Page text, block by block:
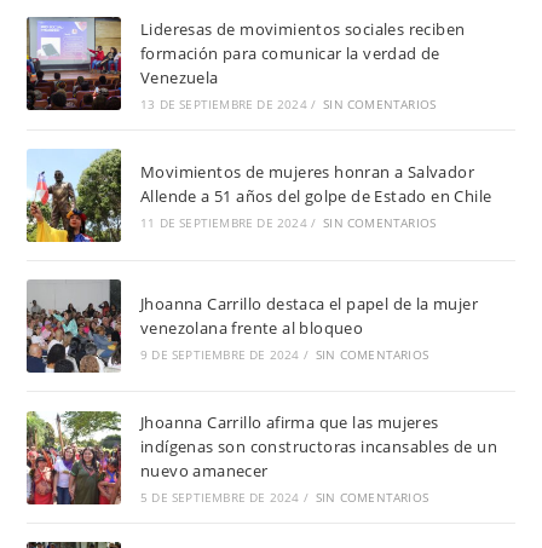
Lideresas de movimientos sociales reciben
formación para comunicar la verdad de
Venezuela
13 DE SEPTIEMBRE DE 2024 / SIN COMENTARIOS
Movimientos de mujeres honran a Salvador
Allende a 51 años del golpe de Estado en Chile
11 DE SEPTIEMBRE DE 2024 / SIN COMENTARIOS
Jhoanna Carrillo destaca el papel de la mujer
venezolana frente al bloqueo
9 DE SEPTIEMBRE DE 2024 / SIN COMENTARIOS
Jhoanna Carrillo afirma que las mujeres
indígenas son constructoras incansables de un
nuevo amanecer
5 DE SEPTIEMBRE DE 2024 / SIN COMENTARIOS